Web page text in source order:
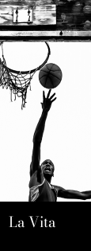
La Vita